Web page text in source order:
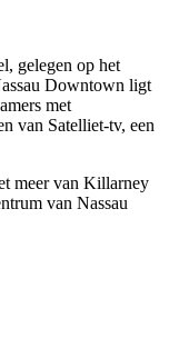
gelegen op het
Downtown ligt
met
van Satelliet-tv, een
meer van Killarney
van Nassau